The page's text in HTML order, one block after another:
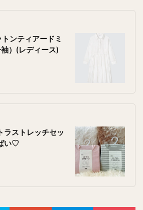
ンティアードミ
）(レディース)
ラストレッチセッ
い♡